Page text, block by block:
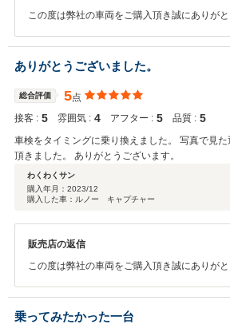
この度は弊社の車両をご購入頂き誠にありが
合ってホッとしております。雪の多い地域で
てお乗り頂ければと思います。 遠方ではござ
っかりサポートさせて頂きますので 何かお困りごとが起きた際はお気
軽にご連絡くださいませ。 今後も宜しくお願い
ありがとうございました。
総合評価 5点
接客 : 5 雰囲気 : 4 アフター : 5 品質 : 5
車検をタイミングに乗り換えました。 写真で見
頂きました。 ありがとうございます。
わくわくサン
購入年月： 2023/12
購入した車：ルノー キャプチャー
販売店の返信
この度は弊社の車両をご購入頂き誠にありが
が、 これからもしっかりサポートさせて頂き
が起きた際はお気軽にご連絡くださいませ。
乗ってみたかった一台